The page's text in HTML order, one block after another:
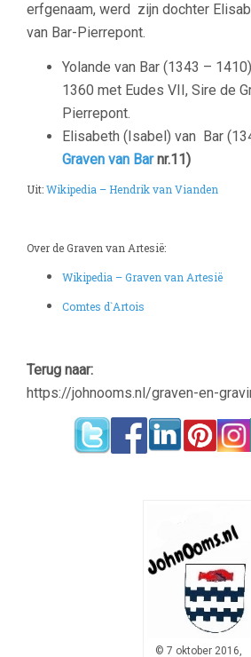
erfgenaam, werd zijn dochter
van Bar-Pierrepont.
Yolande van Bar (1343 –
1360 met Eudes VII, Sire de
Pierrepont.
Elisabeth (Isabel) van Bar
Graven van Barnr.11)
Uit:Wikipedia – Hendrik van Vianden
Over de Graven van Artesië:
Wikipedia – Graven van Artesië
Comtes d`Artois
Terug naar:
https://johnooms.nl/graven-en-
© 7 oktober 2016,